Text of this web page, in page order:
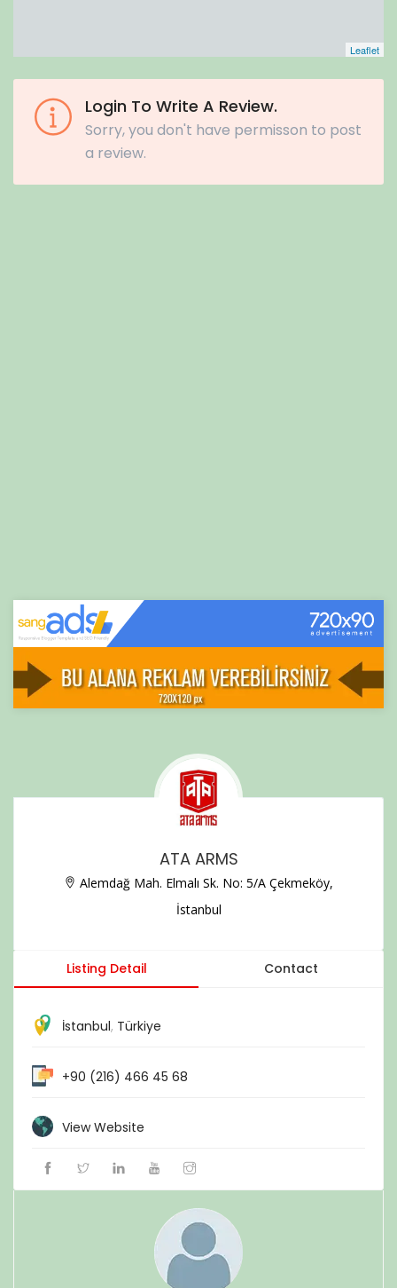
Leaflet
Login To Write A Review.
Sorry, you don't have permisson to post
a review.
ATA ARMS
Alemdağ Mah. Elmalı Sk. No: 5/A Çekmeköy,
İstanbul
Listing Detail Contact
İstanbul, Türkiye
+90 (216) 466 45 68
View Website